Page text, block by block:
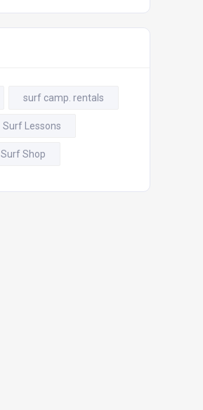
surf camp. rentals
Surf Lessons
Surf Shop